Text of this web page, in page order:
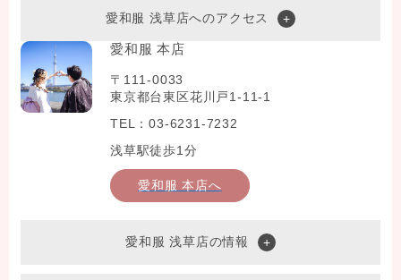
愛和服 浅草店へのアクセス
愛和服 本店
〒111-0033
東京都台東区花川戸1-11-1
TEL：03-6231-7232
浅草駅徒歩1分
愛和服 本店へ
愛和服 浅草店の情報